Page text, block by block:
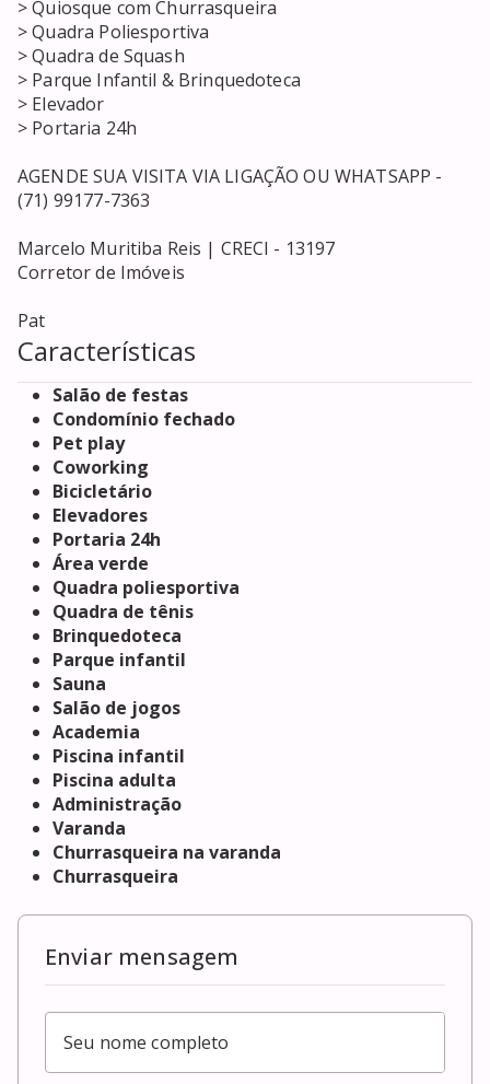
> Quiosque com Churrasqueira
> Quadra Poliesportiva
> Quadra de Squash
> Parque Infantil & Brinquedoteca
> Elevador
> Portaria 24h
AGENDE SUA VISITA VIA LIGAÇÃO OU WHATSAPP -
(71) 99177-7363
Marcelo Muritiba Reis | CRECI - 13197
Corretor de Imóveis
Pat
Características
Salão de festas
Condomínio fechado
Pet play
Coworking
Bicicletário
Elevadores
Portaria 24h
Área verde
Quadra poliesportiva
Quadra de tênis
Brinquedoteca
Parque infantil
Sauna
Salão de jogos
Academia
Piscina infantil
Piscina adulta
Administração
Varanda
Churrasqueira na varanda
Churrasqueira
Enviar mensagem